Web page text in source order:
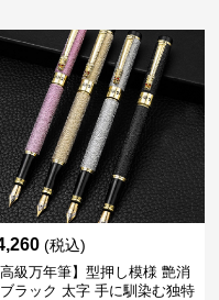
(税込)
高級万年筆】型押し模様 艶消
ラック 太字 手に馴染む独特